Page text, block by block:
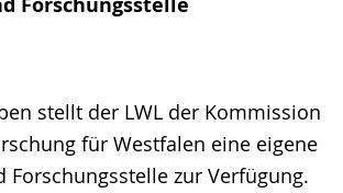
stellt der LWL der Kommission
für Westfalen eine eigene
Forschungsstelle zur Verfügung.